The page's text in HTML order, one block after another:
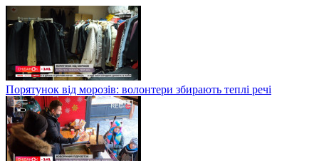
Порятунок від морозів: волонтери збирають теплі речі